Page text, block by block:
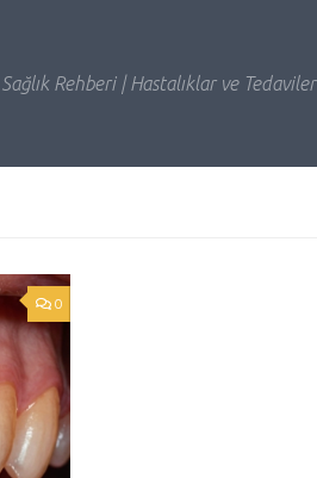
Sağlık Rehberi | Hastalıklar ve Tedaviler
0